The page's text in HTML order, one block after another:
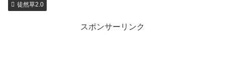
徒然草2.0
スポンサーリンク